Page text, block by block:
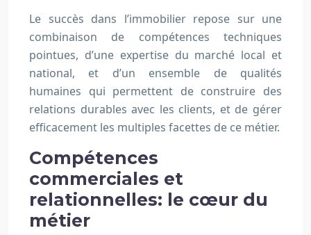
Le succès dans l’immobilier repose sur une
combinaison de compétences techniques
pointues, d’une expertise du marché local et
national, et d’un ensemble de qualités
humaines qui permettent de construire des
relations durables avec les clients, et de gérer
efficacement les multiples facettes de ce métier.
Compétences
commerciales et
relationnelles: le cœur du
métier